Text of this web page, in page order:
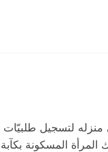
لتسجيل طلبيّات
المسكونة